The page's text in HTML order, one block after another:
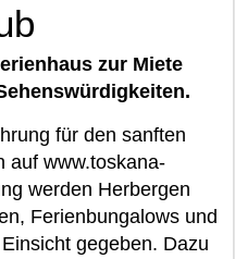
zur Miete
für den sanften
auf www.toskana-
werden Herbergen
Ferienbungalows und
gegeben. Dazu